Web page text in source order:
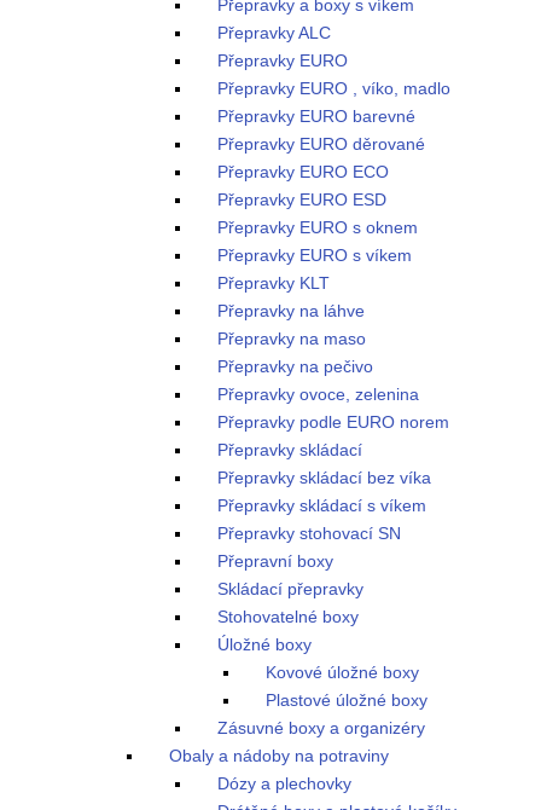
Přepravky a boxy s víkem
Přepravky ALC
Přepravky EURO
Přepravky EURO , víko, madlo
Přepravky EURO barevné
Přepravky EURO děrované
Přepravky EURO ECO
Přepravky EURO ESD
Přepravky EURO s oknem
Přepravky EURO s víkem
Přepravky KLT
Přepravky na láhve
Přepravky na maso
Přepravky na pečivo
Přepravky ovoce, zelenina
Přepravky podle EURO norem
Přepravky skládací
Přepravky skládací bez víka
Přepravky skládací s víkem
Přepravky stohovací SN
Přepravní boxy
Skládací přepravky
Stohovatelné boxy
Úložné boxy
Kovové úložné boxy
Plastové úložné boxy
Zásuvné boxy a organizéry
Obaly a nádoby na potraviny
Dózy a plechovky